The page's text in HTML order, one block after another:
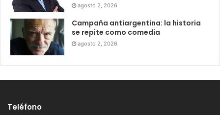
agosto 2, 2026
Campaña antiargentina: la historia
se repite como comedia
agosto 2, 2026
Teléfono